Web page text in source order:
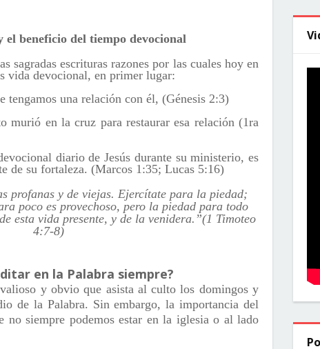
beneficio del tiempo devocional
sagradas escrituras razones por las cuales hoy en
vida devocional, en primer lugar:
tengamos una relación con él, (Génesis 2:3)
murió en la cruz para restaurar esa relación (1ra
diario de Jesús durante su ministerio, es
de su fortaleza. (Marcos 1:35; Lucas 5:16)
profanas y de viejas. Ejercítate para la piedad;
poco es provechoso, pero la piedad para todo
esta vida presente, y de la venidera.”(1 Timoteo
4:7-8)
en la Palabra siempre?
y obvio que asista al culto los domingos y
de la Palabra. Sin embargo, la importancia del
no siempre podemos estar en la iglesia o al lado